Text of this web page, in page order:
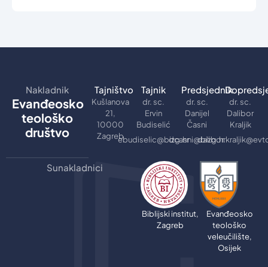
Nakladnik
Evanđeosko
teološko
društvo
Tajništvo
Kušlanova
21,
10000
Zagreb
Tajnik
dr. sc.
Ervin
Budiselić
ebudiselic@bizg.hr
Predsjednik
dr. sc.
Danijel
Časni
dcasni@bizg.hr
dr. sc.
Dalibor
Kraljik
Sunakladnici
Biblijski institut,
Zagreb
Evanđeosko
teološko
veleučilište,
Osijek